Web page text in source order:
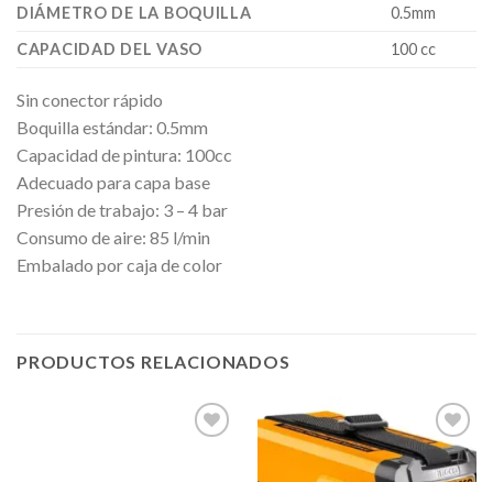
DIÁMETRO DE LA BOQUILLA
0.5mm
CAPACIDAD DEL VASO
100 cc
Sin conector rápido
Boquilla estándar: 0.5mm
Capacidad de pintura: 100cc
Adecuado para capa base
Presión de trabajo: 3 – 4 bar
Consumo de aire: 85 l/min
Embalado por caja de color
PRODUCTOS RELACIONADOS